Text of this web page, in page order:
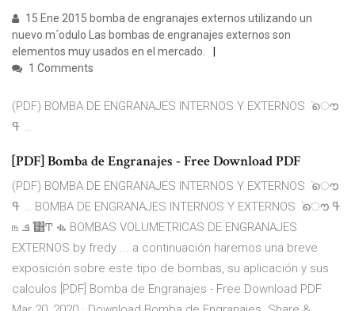
15 Ene 2015 bomba de engranajes externos utilizando un
nuevo m´odulo Las bombas de engranajes externos son
elementos muy usados en el mercado.
1 Comments
(PDF) BOMBA DE ENGRANAJES INTERNOS Y EXTERNOS ܳ ൌ
ߟ …
[PDF] Bomba de Engranajes - Free Download PDF
(PDF) BOMBA DE ENGRANAJES INTERNOS Y EXTERNOS ܳ ൌ
ߟ … BOMBA DE ENGRANAJES INTERNOS Y EXTERNOS ܳ ൌ ߟ
௩ ‫݊ܦ‬ ͸Ͳ ቈ BOMBAS VOLUMETRICAS DE ENGRANAJES
EXTERNOS by fredy ... a continuación haremos una breve
exposición sobre este tipo de bombas, su aplicación y sus
calculos [PDF] Bomba de Engranajes - Free Download PDF